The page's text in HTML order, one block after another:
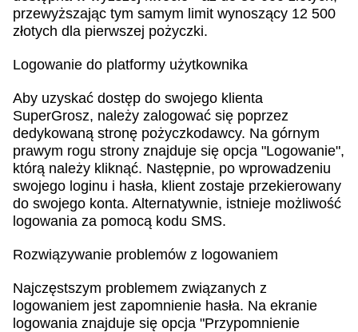
przewyższając tym samym limit wynoszący 12 500
złotych dla pierwszej pożyczki.
Logowanie do platformy użytkownika
Aby uzyskać dostęp do swojego klienta
SuperGrosz, należy zalogować się poprzez
dedykowaną stronę pożyczkodawcy. Na górnym
prawym rogu strony znajduje się opcja "Logowanie",
którą należy kliknąć. Następnie, po wprowadzeniu
swojego loginu i hasła, klient zostaje przekierowany
do swojego konta. Alternatywnie, istnieje możliwość
logowania za pomocą kodu SMS.
Rozwiązywanie problemów z logowaniem
Najczęstszym problemem związanych z
logowaniem jest zapomnienie hasła. Na ekranie
logowania znajduje się opcja "Przypomnienie